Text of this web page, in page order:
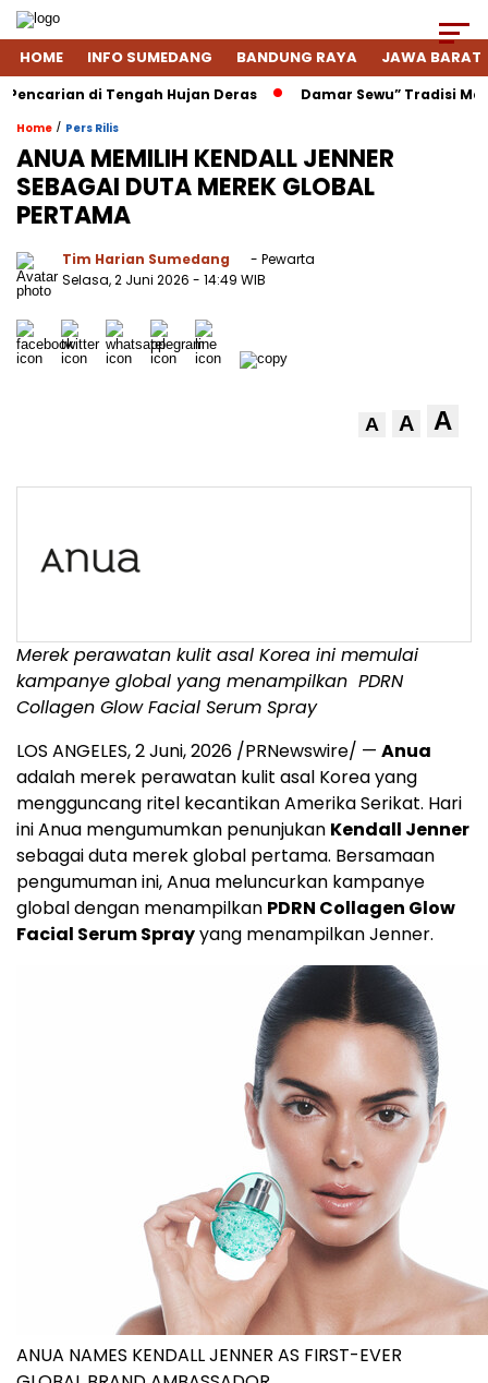
HOME INFO SUMEDANG BANDUNG RAYA JAWA BARAT
di Tengah Hujan Deras Damar Sewu” Tradisi
Home / Pers Rilis
ANUA MEMILIH KENDALL JENNER
SEBAGAI DUTA MEREK GLOBAL
PERTAMA
Tim Harian Sumedang
- Pewarta
Selasa, 2 Juni 2026 - 14:49 WIB
A A A
Merek perawatan kulit asal Korea ini memulai
kampanye global yang menampilkan PDRN
Collagen Glow Facial Serum Spray
LOS ANGELES,2 Juni, 2026 /PRNewswire/ — Anua
adalah merek perawatan kulit asal Korea yang
mengguncang ritel kecantikan Amerika Serikat. Hari
ini Anua mengumumkan penunjukan Kendall Jenner
sebagai duta merek global pertama. Bersamaan
pengumuman ini, Anua meluncurkan kampanye
global dengan menampilkan PDRN Collagen Glow
Facial Serum Sprayyang menampilkan Jenner.
ANUA NAMES KENDALL JENNER AS FIRST-EVER